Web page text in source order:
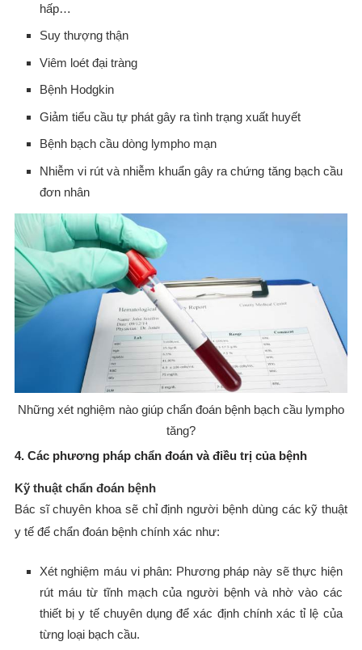
hấp…
Suy thượng thận
Viêm loét đại tràng
Bệnh Hodgkin
Giảm tiểu cầu tự phát gây ra tình trạng xuất huyết
Bệnh bạch cầu dòng lympho mạn
Nhiễm vi rút và nhiễm khuẩn gây ra chứng tăng bạch cầu
đơn nhân
Những xét nghiệm nào giúp chẩn đoán bệnh bạch cầu lympho
tăng?
4. Các phương pháp chẩn đoán và điều trị của bệnh
Kỹ thuật chẩn đoán bệnh
Bác sĩ chuyên khoa sẽ chỉ định người bệnh dùng các kỹ thuật
y tế để chẩn đoán bệnh chính xác như:
Xét nghiệm máu vi phân: Phương pháp này sẽ thực hiện
rút máu từ tĩnh mạch của người bệnh và nhờ vào các
thiết bị y tế chuyên dụng để xác định chính xác tỉ lệ của
từng loại bạch cầu.